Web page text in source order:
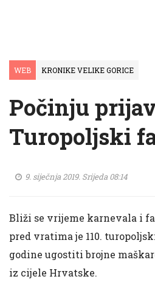
WEB KRONIKE VELIKE GORICE
Počinju
Turopoljski
9. siječnja 2019. Srijeda 08:14
Bliži se vrijeme karnevala i
pred vratima je 110.
godine ugostiti brojne
iz cijele Hrvatske.